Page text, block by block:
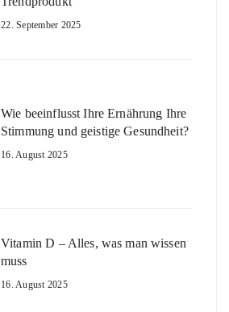
22. September 2025
Wie beeinflusst Ihre Ernährung Ihre
Stimmung und geistige Gesundheit?
16. August 2025
Vitamin D – Alles, was man wissen
muss
16. August 2025